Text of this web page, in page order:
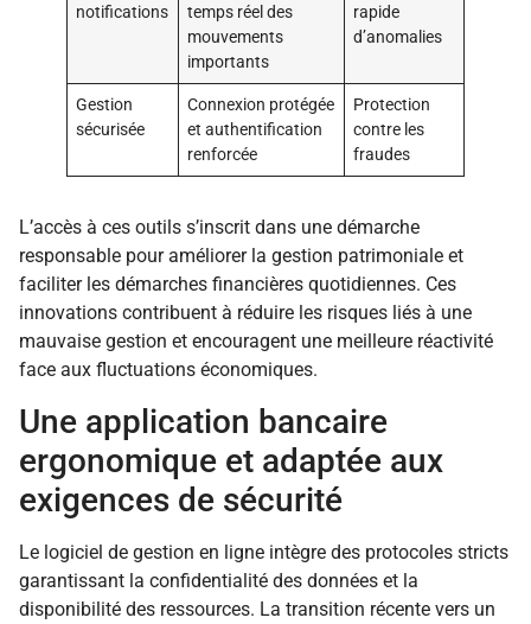
notifications
temps réel des
mouvements
importants
rapide
d’anomalies
Gestion
sécurisée
Connexion protégée
et authentification
renforcée
Protection
contre les
fraudes
L’accès à ces outils s’inscrit dans une démarche
responsable pour améliorer la gestion patrimoniale et
faciliter les démarches financières quotidiennes. Ces
innovations contribuent à réduire les risques liés à une
mauvaise gestion et encouragent une meilleure réactivité
face aux fluctuations économiques.
Une application bancaire
ergonomique et adaptée aux
exigences de sécurité
Le logiciel de gestion en ligne intègre des protocoles stricts
garantissant la confidentialité des données et la
disponibilité des ressources. La transition récente vers un